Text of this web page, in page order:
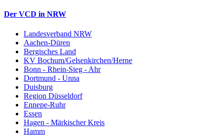
Der VCD in NRW
Landesverband NRW
Aachen-Düren
Bergisches Land
KV Bochum/Gelsenkirchen/Herne
Bonn - Rhein-Sieg - Ahr
Dortmund - Unna
Duisburg
Region Düsseldorf
Ennepe-Ruhr
Essen
Hagen - Märkischer Kreis
Hamm